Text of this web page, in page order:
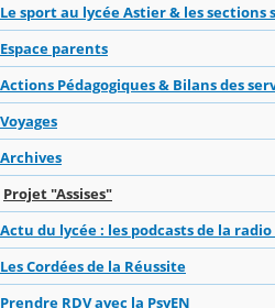
Le sport au lycée Astier & les sections
Espace parents
Actions Pédagogiques & Bilans des
Voyages
Archives
Projet "Assises"
Actu du lycée : les podcasts de la radio
Les Cordées de la Réussite
Prendre RDV avec la PsyEN